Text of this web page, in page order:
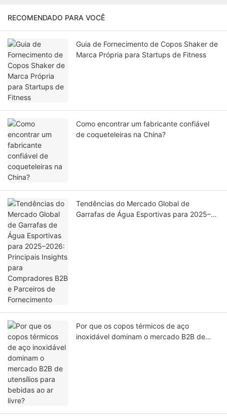
RECOMENDADO PARA VOCÊ
Guia de Fornecimento de Copos Shaker de
Marca Própria para Startups de Fitness
Como encontrar um fabricante confiável
de coqueteleiras na China?
Tendências do Mercado Global de
Garrafas de Água Esportivas para 2025–
Por que os copos térmicos de aço
inoxidável dominam o mercado B2B de